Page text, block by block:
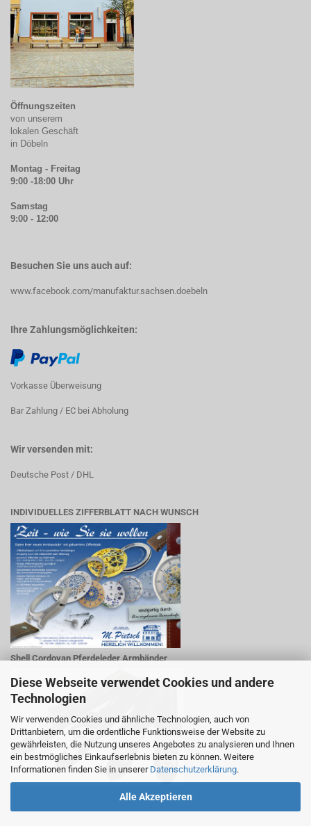
Diese Webseite verwendet Cookies und andere
Technologien
Wir verwenden Cookies und ähnliche Technologien, auch von
Drittanbietern, um die ordentliche Funktionsweise der Website zu
gewährleisten, die Nutzung unseres Angebotes zu analysieren und Ihnen
ein bestmögliches Einkaufserlebnis bieten zu können. Weitere
Informationen finden Sie in unserer Datenschutzerklärung.
Alle Akzeptieren
Öffnungszeiten
von unserem
lokalen Geschäft
in Döbeln
Montag - Freitag
9:00 -18:00 Uhr
Samstag
9:00 - 12:00
Besuchen Sie uns auch auf:
www.facebook.com/manufaktur.sachsen.doebeln
Ihre Zahlungsmöglichkeiten:
Vorkasse Überweisung
Bar Zahlung / EC bei Abholung
Wir versenden mit:
Deutsche Post / DHL
INDIVIDUELLES ZIFFERBLATT NACH WUNSCH
Shell Cordovan Pferdeleder Armbänder